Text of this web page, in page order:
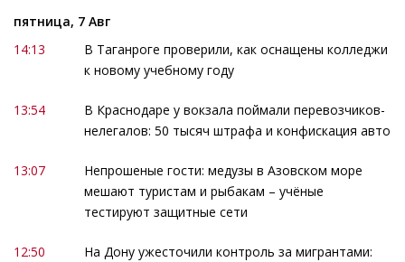
пятница, 7 Авг
14:13
В Таганроге проверили, как оснащены колледжи
к новому учебному году
13:54
В Краснодаре у вокзала поймали перевозчиков-
нелегалов: 50 тысяч штрафа и конфискация авто
13:07
Непрошеные гости: медузы в Азовском море
мешают туристам и рыбакам – учёные
тестируют защитные сети
12:50
На Дону ужесточили контроль за мигрантами: